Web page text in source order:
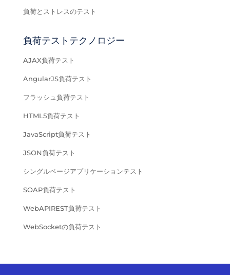
負荷とストレスのテスト
負荷テストテクノロジー
AJAX負荷テスト
AngularJS負荷テスト
フラッシュ負荷テスト
HTML5負荷テスト
JavaScript負荷テスト
JSON負荷テスト
シングルページアプリケーションテスト
SOAP負荷テスト
WebAPIREST負荷テスト
WebSocketの負荷テスト